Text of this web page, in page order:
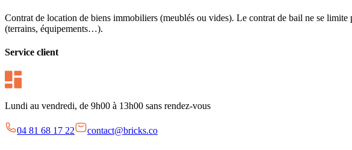
Contrat de location de biens immobiliers (meublés ou vides). Le contrat de bail ne se limite
(terrains, équipements…).
Service client
Lundi au vendredi, de 9h00 à 13h00 sans rendez-vous
04 81 68 17 22 contact@bricks.co